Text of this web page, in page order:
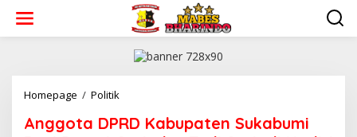
w
Homepage / Politik
g
Anggota DPRD Kabupaten Sukabumi